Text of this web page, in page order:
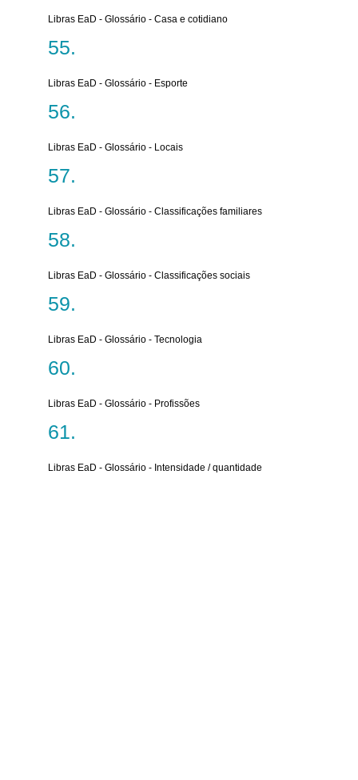
Libras EaD - Glossário - Casa e cotidiano
Libras EaD - Glossário - Esporte
Libras EaD - Glossário - Locais
Libras EaD - Glossário - Classificações familiares
Libras EaD - Glossário - Classificações sociais
Libras EaD - Glossário - Tecnologia
Libras EaD - Glossário - Profissões
Libras EaD - Glossário - Intensidade / quantidade